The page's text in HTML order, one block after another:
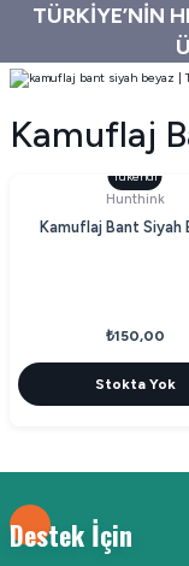
TÜRKİYE’NİN
Kamuflaj
Tükendi
Hunthink
Kamuflaj Bant Siyah
₺150,00
Stokta Yok
Destek İçin